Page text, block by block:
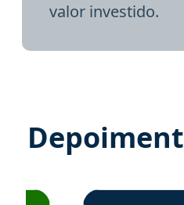
valor investido.
Concursos em depoimento
Estudante Elais